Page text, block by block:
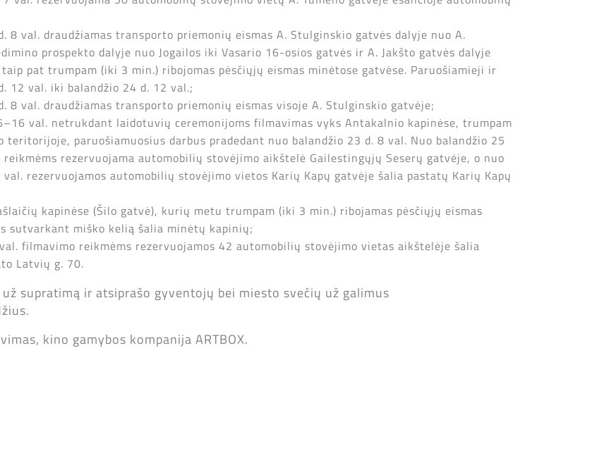
8 val. draudžiamas transporto priemonių eismas A. Stulginskio gatvės dalyje nuo A.
prospekto dalyje nuo Jogailos iki Vasario 16-osios gatvės ir A. Jakšto gatvės dalyje
pat trumpam (iki 3 min.) ribojomas pėsčiųjų eismas minėtose gatvėse. Paruošiamieji ir
12 val. iki balandžio 24 d. 12 val.;
8 val. draudžiamas transporto priemonių eismas visoje A. Stulginskio gatvėje;
val. netrukdant laidotuvių ceremonijoms filmavimas vyks Antakalnio kapinėse, trumpam
paruošiamuosius darbus pradedant nuo balandžio 23 d. 8 val. Nuo balandžio 25
rezervuojama automobilių stovėjimo aikštelė Gailestingųjų Seserų gatvėje, o nuo
rezervuojamos automobilių stovėjimo vietos Karių Kapų gatvėje šalia pastatų Karių Kapų
kapinėse (Šilo gatvė), kurių metu trumpam (iki 3 min.) ribojamas pėsčiųjų eismas
miško kelią šalia minėtų kapinių;
filmavimo reikmėms rezervuojamos 42 automobilių stovėjimo vietas aikštelėje šalia
Latvių g. 70.
supratimą ir atsiprašo gyventojų bei miesto svečių už galimus
kino gamybos kompanija ARTBOX.